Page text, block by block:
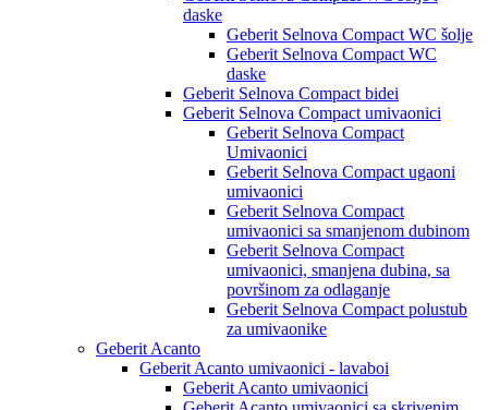
daske
Geberit Selnova Compact WC šolje
Geberit Selnova Compact WC
daske
Geberit Selnova Compact bidei
Geberit Selnova Compact umivaonici
Geberit Selnova Compact
Umivaonici
Geberit Selnova Compact ugaoni
umivaonici
Geberit Selnova Compact
umivaonici sa smanjenom dubinom
Geberit Selnova Compact
umivaonici, smanjena dubina, sa
površinom za odlaganje
Geberit Selnova Compact polustub
za umivaonike
Geberit Acanto
Geberit Acanto umivaonici - lavaboi
Geberit Acanto umivaonici